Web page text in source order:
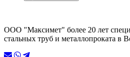
ООО "Максимет" более 20 лет
стальных труб и металлопроката в